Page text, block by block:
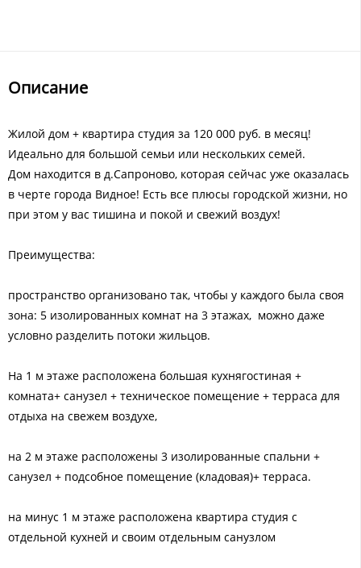
Описание
Жилой дом + квартира студия за 120 000 руб. в месяц!
Идеально для большой семьи или нескольких семей.
Дом находится в д.Сапроново, которая сейчас уже оказалась
в черте города Видное! Есть все плюсы городской жизни, но
при этом у вас тишина и покой и свежий воздух!
Преимущества:
пространство организовано так, чтобы у каждого была своя
зона: 5 изолированных комнат на 3 этажах, можно даже
условно разделить потоки жильцов.
На 1 м этаже расположена большая кухнягостиная +
комната+ санузел + техническое помещение + терраса для
отдыха на свежем воздухе,
на 2 м этаже расположены 3 изолированные спальни +
санузел + подсобное помещение (кладовая)+ терраса.
на минус 1 м этаже расположена квартира студия с
отдельной кухней и своим отдельным санузлом